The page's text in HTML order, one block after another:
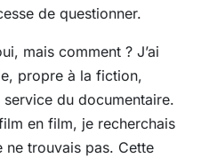
de questionner.
mais comment ? J’ai
propre à la fiction,
du documentaire.
en film, je recherchais
ne trouvais pas. Cette